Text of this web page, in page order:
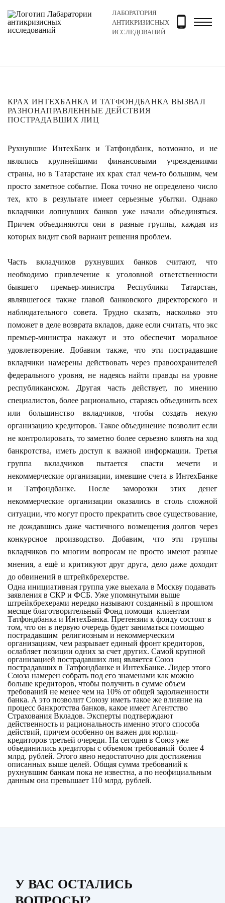
ЛАБОРАТОРИЯ
АНТИКРИЗИСНЫХ
ИССЛЕДОВАНИЙ
Главная Новости и блог Новости Крах
КРАХ ИНТЕХБАНКА И ТАТФОНДБАНКА ВЫЗВАЛ
РАЗНОНАПРАВЛЕННЫЕ ДЕЙСТВИЯ
ПОСТРАДАВШИХ ЛИЦ
Рухнувшие ИнтехБанк и Татфондбанк, возможно, и не
являлись крупнейшими финансовыми учреждениями
страны, но в Татарстане их крах стал чем-то большим, чем
просто заметное событие. Пока точно не определено число
тех, кто в результате имеет серьезные убытки. Однако
вкладчики лопнувших банков уже начали объединяться.
Причем объединяются они в разные группы, каждая из
которых видит свой вариант решения проблем.
Часть вкладчиков рухнувших банков считают, что
необходимо привлечение к уголовной ответственности
бывшего премьер-министра Республики Татарстан,
являвшегося также главой банковского директорского и
наблюдательного совета. Трудно сказать, насколько это
поможет в деле возврата вкладов, даже если считать, что экс
премьер-министра накажут и это обеспечит моральное
удовлетворение. Добавим также, что эти пострадавшие
вкладчики намерены действовать через правоохранителей
федерального уровня, не надеясь найти правды на уровне
республиканском. Другая часть действует, по мнению
специалистов, более рационально, стараясь объединить всех
или большинство вкладчиков, чтобы создать некую
организацию кредиторов. Такое объединение позволит если
не контролировать, то заметно более серьезно влиять на ход
банкротства, иметь доступ к важной информации. Третья
группа вкладчиков пытается спасти мечети и
некоммерческие организации, имевшие счета в ИнтехБанке
и Татфондбанке. После заморозки этих денег
некоммерческие организации оказались в столь сложной
ситуации, что могут просто прекратить свое существование,
не дождавшись даже частичного возмещения долгов через
конкурсное производство. Добавим, что эти группы
вкладчиков по многим вопросам не просто имеют разные
мнения, а ещё и критикуют друг друга, дело даже доходит
до обвинений в штрейкбрехерстве.
Одна инициативная группа уже выехала в Москву подавать
заявления в СКР и ФСБ. Уже упомянутыми выше
штрейкбрехерами нередко называют созданный в прошлом
месяце благотворительный Фонд помощи клиентам
Татфондбанка и ИнтехБанка. Претензии к фонду состоят в
том, что он в первую очередь будет заниматься помощью
пострадавшим религиозным и некоммерческим
организациям, чем разрывает единый фронт кредиторов,
ослабляет позиции одних за счет других. Самой крупной
организацией пострадавших лиц является Союз
пострадавших в Татфондбанке и ИнтехБанке. Лидер этого
Союза намерен собрать под его знаменами как можно
больше кредиторов, чтобы получить в сумме объем
требований не менее чем на 10% от общей задолженности
банка. А это позволит Союзу иметь такое же влияние на
процесс банкротства банков, какое имеет Агентство
Страхования Вкладов. Эксперты подтверждают
действенность и рациональность именно этого способа
действий, причем особенно он важен для юрлиц-
кредиторов третьей очереди. На сегодня в Союз уже
объединились кредиторы с объемом требований более 4
млрд. рублей. Этого явно недостаточно для достижения
описанных выше целей. Общая сумма требований к
рухнувшим банкам пока не известна, а по неофициальным
данным она превышает 110 млрд. рублей.
У ВАС ОСТАЛИСЬ